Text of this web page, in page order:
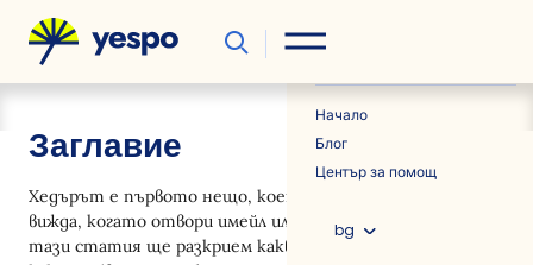
Новини
Начало
Блог
Център за помощ
bg
Заглавие
Хедърът е първото нещо, което потребителят
вижда, когато отвори имейл или посети уебсайт. В
тази статия ще разкрием какво представлява той и